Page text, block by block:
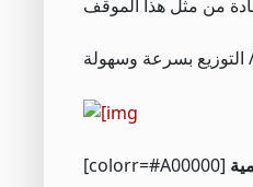
[colorr=#A00000]